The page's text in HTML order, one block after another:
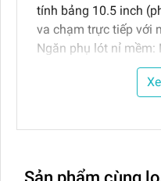
tính bảng 10.5 inch
va chạm trực tiếp với
Ngăn phụ lót nỉ mềm:
mại giúp truy cập
kính mát hoặc các